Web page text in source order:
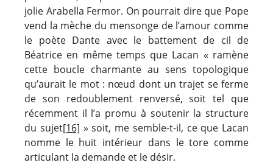
jolie Arabella Fermor. On pourrait dire que Pope
vend la mèche du mensonge de l’amour comme
le poète Dante avec le battement de cil de
Béatrice en même temps que Lacan « ramène
cette boucle charmante au sens topologique
qu’aurait le mot : nœud dont un trajet se ferme
de son redoublement renversé, soit tel que
récemment il l’a promu à soutenir la structure
du sujet[16] » soit, me semble-t-il, ce que Lacan
nomme le huit intérieur dans le tore comme
articulant la demande et le désir.